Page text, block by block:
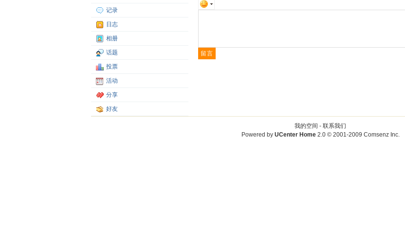
记录
日志
相册
话题
投票
活动
分享
好友
我的空间 - 联系我们
Powered by UCenter Home 2.0© 2001-2009 Comsenz Inc.